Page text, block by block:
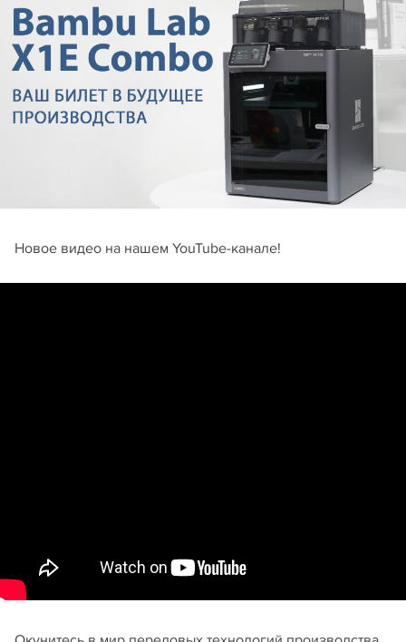
Новое видео на нашем YouTube-канале!